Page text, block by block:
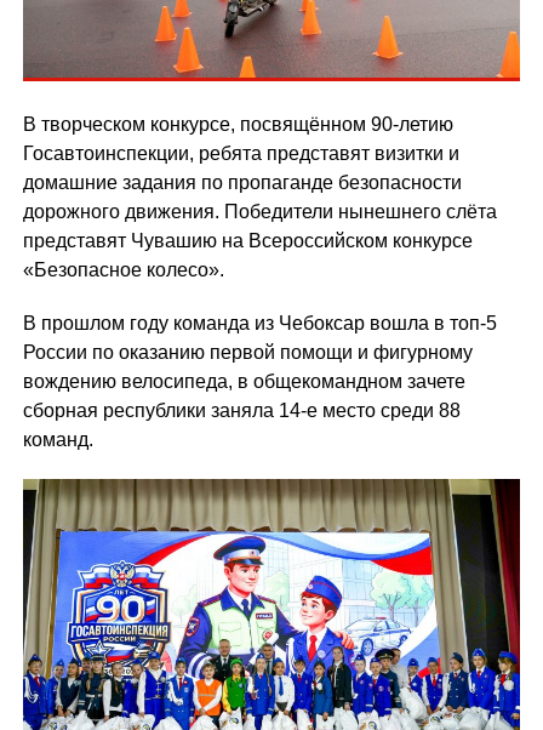
В творческом конкурсе, посвящённом 90-летию
Госавтоинспекции, ребята представят визитки и
домашние задания по пропаганде безопасности
дорожного движения. Победители нынешнего слёта
представят Чувашию на Всероссийском конкурсе
«Безопасное колесо».
В прошлом году команда из Чебоксар вошла в топ-5
России по оказанию первой помощи и фигурному
вождению велосипеда, в общекомандном зачете
сборная республики заняла 14-е место среди 88
команд.